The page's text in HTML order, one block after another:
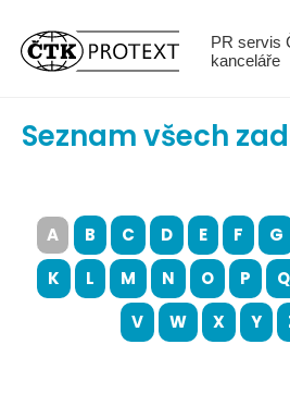
PR servis
kanceláře
Seznam všech
A B C D E F G
K
L M N O P Q
V
W X Y